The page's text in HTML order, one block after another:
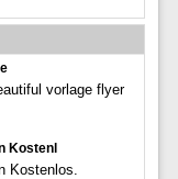
vorlage flyer
Kostenl
Kostenlos.